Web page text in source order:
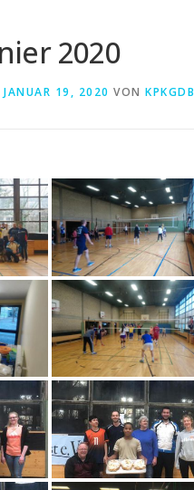
2020
JANUAR 19, 2020 VON KPKGDB